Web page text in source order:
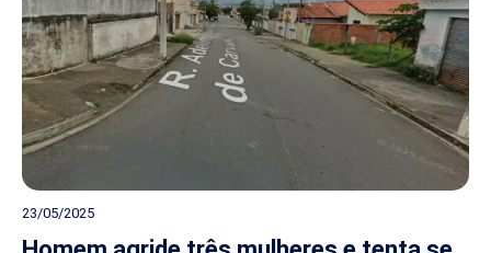
23/05/2025